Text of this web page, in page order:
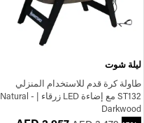
ليلة شوت
طاولة كرة قدم للاستخدام المنزلي
ST132 مع إضاءة LED زرقاء | - Natural
Darkwood